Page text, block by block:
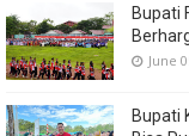
Bupati
June
Bupati